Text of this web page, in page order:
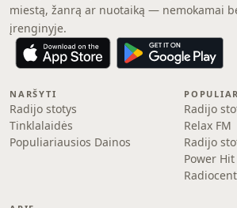
miestą, žanrą ar nuotaiką — nemokamai
įrenginyje.
NARŠYTI
Radijo stotys
Tinklalaidės
Populiariausios Dainos
Radijo
Relax FM
Radijo
Power